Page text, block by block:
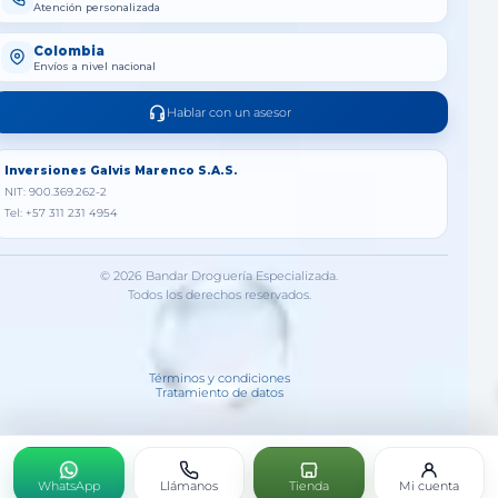
Atención personalizada
Colombia
Envíos a nivel nacional
Hablar con un asesor
Inversiones Galvis Marenco S.A.S.
NIT: 900.369.262-2
Tel: +57 311 231 4954
© 2026 Bandar Droguería Especializada.
Todos los derechos reservados.
Términos y condiciones
Tratamiento de datos
WhatsApp Llámanos Tienda Mi cuenta